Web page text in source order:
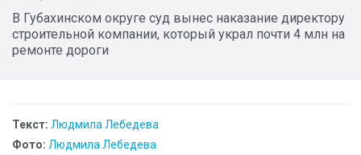
В Губахинском округе суд вынес наказание директору
строительной компании, который украл почти 4 млн на
ремонте дороги
Текст: Людмила Лебедева
Фото: Людмила Лебедева